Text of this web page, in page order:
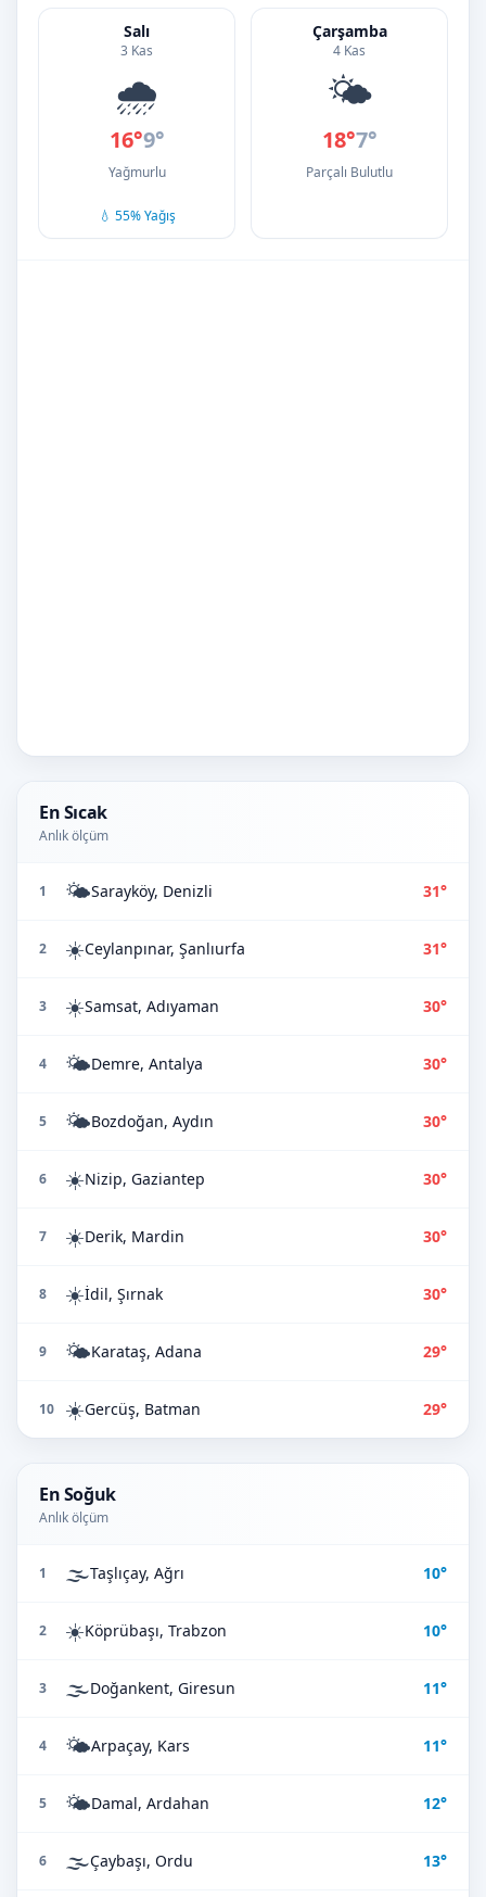
Salı
3 Kas
🌧️
16°9°
Yağmurlu
💧 55% Yağış
Çarşamba
4 Kas
🌤️
18°7°
Parçalı Bulutlu
En Sıcak
Anlık ölçüm
1 🌤️Sarayköy, Denizli 31°
2 ☀️Ceylanpınar, Şanlıurfa 31°
3 ☀️Samsat, Adıyaman 30°
4 🌤️Demre, Antalya 30°
5 🌤️Bozdoğan, Aydın 30°
6 ☀️Nizip, Gaziantep 30°
7 ☀️Derik, Mardin 30°
8 ☀️İdil, Şırnak 30°
9 🌤️Karataş, Adana 29°
10 ☀️Gercüş, Batman 29°
En Soğuk
Anlık ölçüm
1 🌫️Taşlıçay, Ağrı 10°
2 ☀️Köprübaşı, Trabzon 10°
3 🌫️Doğankent, Giresun 11°
4 🌤️Arpaçay, Kars 11°
5 🌤️Damal, Ardahan 12°
6 🌫️Çaybaşı, Ordu 13°